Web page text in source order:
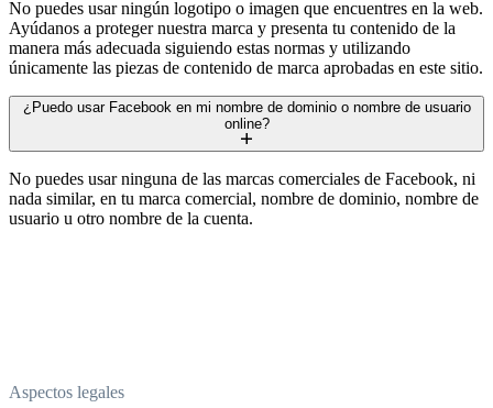
No puedes usar ningún logotipo o imagen que encuentres en la web.
Ayúdanos a proteger nuestra marca y presenta tu contenido de la
manera más adecuada siguiendo estas normas y utilizando
únicamente las piezas de contenido de marca aprobadas en este sitio.
¿Puedo usar Facebook en mi nombre de dominio o nombre de usuario
online?
No puedes usar ninguna de las marcas comerciales de Facebook, ni
nada similar, en tu marca comercial, nombre de dominio, nombre de
usuario u otro nombre de la cuenta.
Aspectos legales